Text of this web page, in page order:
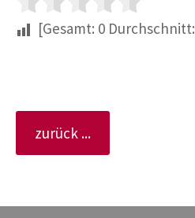
[Gesamt: 0 Durchschnitt:
zurück ...